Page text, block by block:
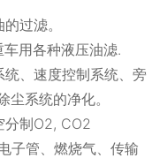
过滤。
用各种液压油滤.
、速度控制系统、旁
系统的净化。
分制O2, CO2
子管、燃烧气、传输